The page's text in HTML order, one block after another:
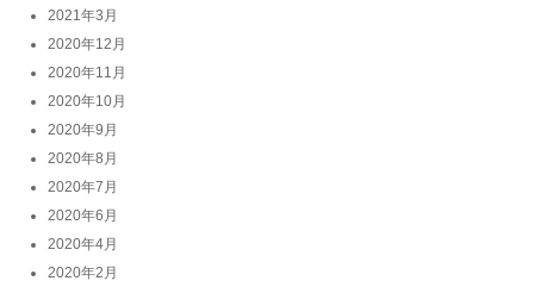
2021年3月
2020年12月
2020年11月
2020年10月
2020年9月
2020年8月
2020年7月
2020年6月
2020年4月
2020年2月